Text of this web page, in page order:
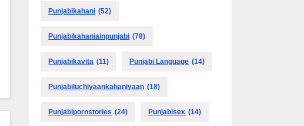
Punjabikahani (52)
Punjabikahaniainpunjabi (78)
Punjabikavita (11) Punjabi Language (14)
Punjabiluchiyaankahaniyaan (18)
Punjabipornstories (24) Punjabisex (14)